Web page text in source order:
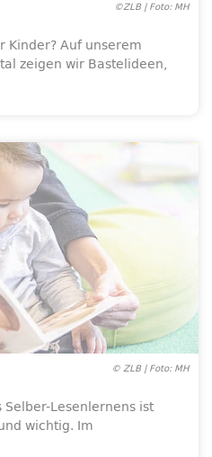
©ZLB | Foto: MH
Kinder? Auf unserem
zeigen wir Bastelideen,
© ZLB | Foto: MH
Lesenlernens ist
wichtig. Im